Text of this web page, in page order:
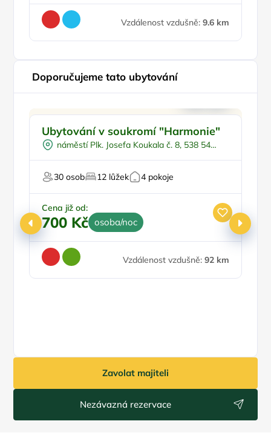
Vzdálenost vzdušně: 9.6 km
Doporučujeme tato ubytování
Ubytování v soukromí "Harmonie"
náměstí Plk. Josefa Koukala č. 8, 538 54
30 osob
12 lůžek 4 pokoje
Cena již od:
700 Kč osoba/noc
Vzdálenost vzdušně: 92 km
Zavolat majiteli
Nezávazná rezervace